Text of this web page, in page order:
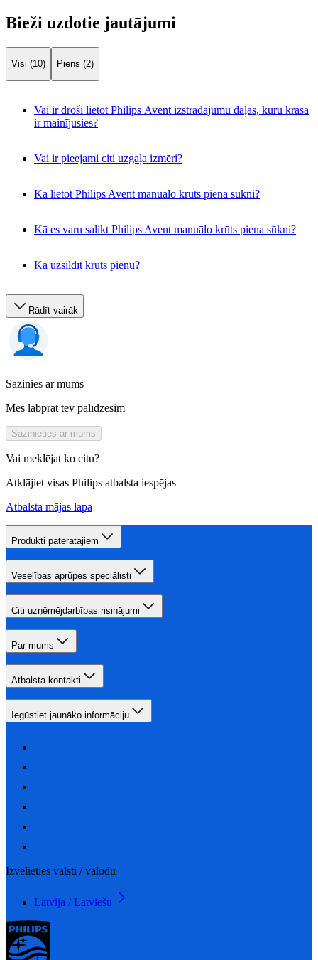
Bieži uzdotie jautājumi
Visi (10) Piens (2)
Vai ir droši lietot Philips Avent izstrādājumu daļas, kuru krāsa
ir mainījusies?
Vai ir pieejami citi uzgaļa izmēri?
Kā lietot Philips Avent manuālo krūts piena sūkni?
Kā es varu salikt Philips Avent manuālo krūts piena sūkni?
Kā uzsildīt krūts pienu?
Rādīt vairāk
Sazinies ar mums
Mēs labprāt tev palīdzēsim
Sazinieties ar mums
Vai meklējat ko citu?
Atklājiet visas Philips atbalsta iespējas
Atbalsta mājas lapa
Produkti patērātājiem
Veselības aprūpes speciālisti
Citi uzņēmējdarbības risinājumi
Par mums
Atbalsta kontakti
Iegūstiet jaunāko informāciju
Izvēlieties valsti / valodu
Latvija / Latviešu